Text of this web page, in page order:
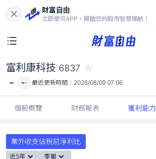
財富自由
立即使用APP，開啟您的股市智慧導航！
-
富利康科技 6837
- - 最近更新時間： 2026/08/09 07:06
個股概覽 財務報表 獲利能力
業外收支佔稅前淨利比
近5年 季報